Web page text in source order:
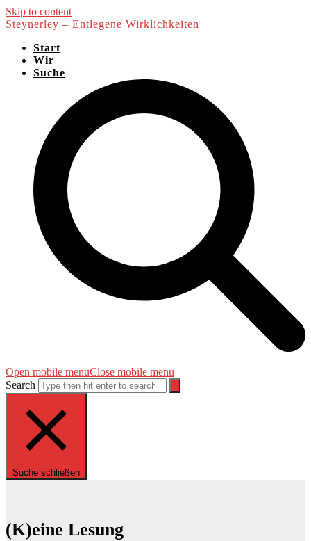
Skip to content
Steynerley – Entlegene Wirklichkeiten
Start
Wir
Suche
Open mobile menuClose mobile menu
Search
Suche schließen
(K)eine Lesung